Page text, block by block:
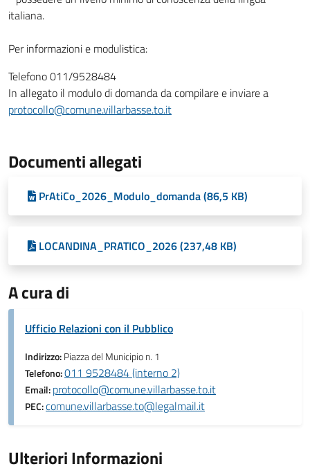
italiana.
Per informazioni e modulistica:
Telefono 011/9528484
In allegato il modulo di domanda da compilare e inviare a
protocollo@comune.villarbasse.to.it
Documenti allegati
PrAtiCo_2026_Modulo_domanda (86,5 KB)
LOCANDINA_PRATICO_2026 (237,48 KB)
A cura di
Ufficio Relazioni con il Pubblico
Indirizzo:Piazza del Municipio n. 1
Telefono:011 9528484 (interno 2)
Email:protocollo@comune.villarbasse.to.it
PEC:comune.villarbasse.to@legalmail.it
Ulteriori Informazioni